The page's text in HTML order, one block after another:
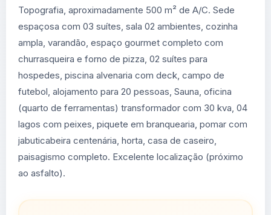
Topografia, aproximadamente 500 m² de A/C. Sede
espaçosa com 03 suítes, sala 02 ambientes, cozinha
ampla, varandão, espaço gourmet completo com
churrasqueira e forno de pizza, 02 suítes para
hospedes, piscina alvenaria com deck, campo de
futebol, alojamento para 20 pessoas, Sauna, oficina
(quarto de ferramentas) transformador com 30 kva, 04
lagos com peixes, piquete em branquearia, pomar com
jabuticabeira centenária, horta, casa de caseiro,
paisagismo completo. Excelente localização (próximo
ao asfalto).